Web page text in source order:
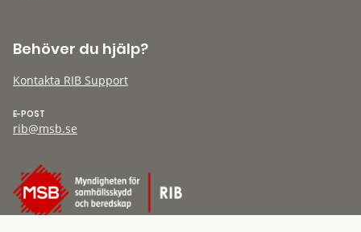
Behöver du hjälp?
Kontakta RIB Support
E-POST
rib@msb.se